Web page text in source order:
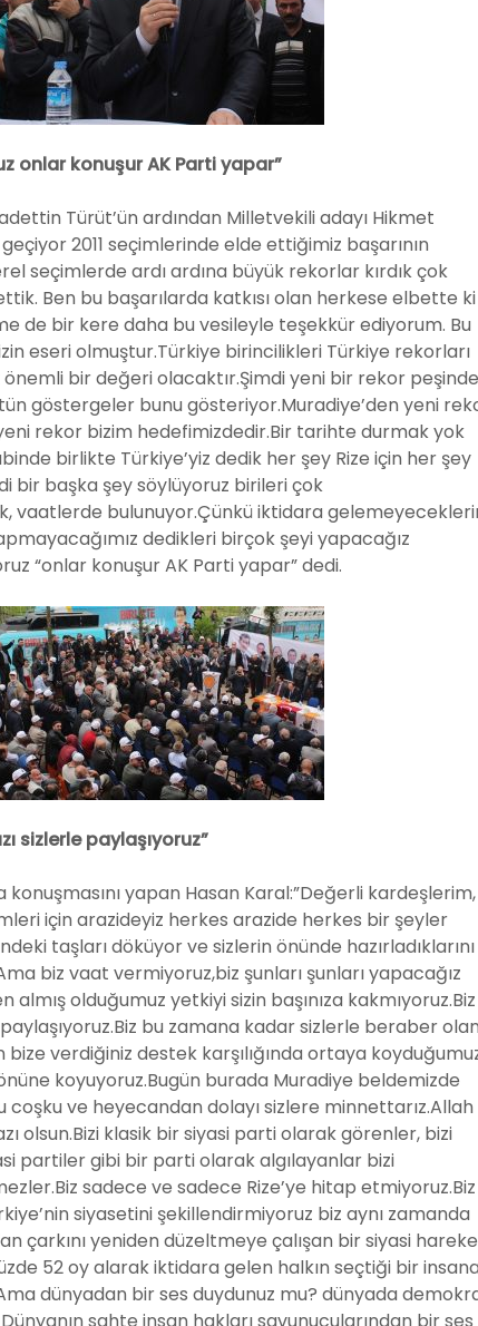
onlar konuşur AK Parti yapar”
Türüt’ün ardından Milletvekili adayı Hikmet
geçiyor 2011 seçimlerinde elde ettiğimiz başarının
seçimlerde ardı ardına büyük rekorlar kırdık çok
Ben bu başarılarda katkısı olan herkese elbette ki
de bir kere daha bu vesileyle teşekkür ediyorum. Bu
eseri olmuştur.Türkiye birincilikleri Türkiye rekorları
önemli bir değeri olacaktır.Şimdi yeni bir rekor peşinde
göstergeler bunu gösteriyor.Muradiye’den yeni
yeni rekor bizim hedefimizdedir.Bir tarihte durmak yok
birlikte Türkiye’yiz dedik her şey Rize için her şey
bir başka şey söylüyoruz birileri çok
vaatlerde bulunuyor.Çünkü iktidara
dedikleri birçok şeyi yapacağız
“onlar konuşur AK Parti yapar” dedi.
sizlerle paylaşıyoruz”
yapan Hasan Karal:”Değerli kardeşlerim,
için arazideyiz herkes arazide herkes bir şeyler
taşları döküyor ve sizlerin önünde hazırladıklarını
biz vaat vermiyoruz,biz şunları şunları yapacağız
almış olduğumuz yetkiyi sizin başınıza kakmıyoruz.Biz
paylaşıyoruz.Biz bu zamana kadar sizlerle beraber olan
verdiğiniz destek karşılığında ortaya
koyuyoruz.Bugün burada Muradiye beldemizde
ve heyecandan dolayı sizlere minnettarız.Allah
olsun.Bizi klasik bir siyasi parti olarak görenler, bizi
partiler gibi bir parti olarak algılayanlar bizi
sadece ve sadece Rize’ye hitap etmiyoruz.Biz
siyasetini şekillendirmiyoruz biz aynı zamanda
çarkını yeniden düzeltmeye çalışan bir siyasi
yüzde 52 oy alarak iktidara gelen halkın seçtiği bir insana
dünyadan bir ses duydunuz mu? dünyada